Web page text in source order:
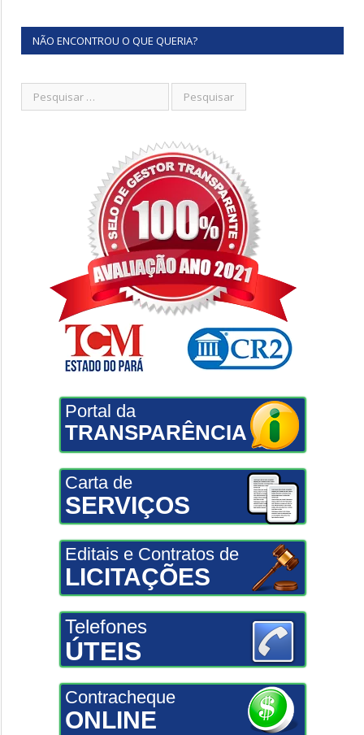
NÃO ENCONTROU O QUE QUERIA?
Portal da
TRANSPARÊNCIA
Carta de
SERVIÇOS
Editais e Contratos de
LICITAÇÕES
Telefones
ÚTEIS
Contracheque
ONLINE